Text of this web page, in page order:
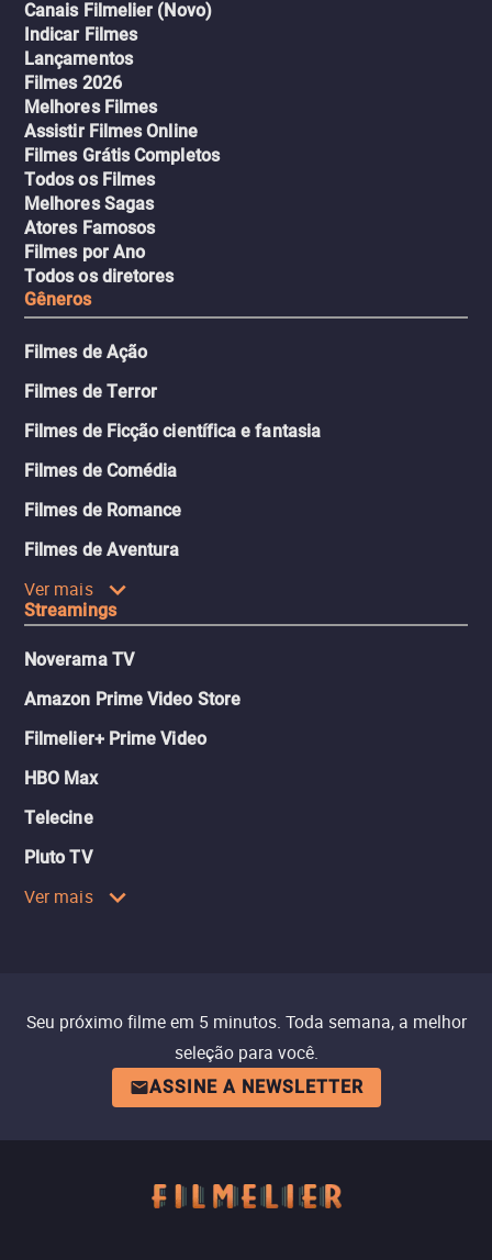
Canais Filmelier (Novo)
Indicar Filmes
Lançamentos
Filmes 2026
Melhores Filmes
Assistir Filmes Online
Filmes Grátis Completos
Todos os Filmes
Melhores Sagas
Atores Famosos
Filmes por Ano
Todos os diretores
Gêneros
Filmes de Ação
Filmes de Terror
Filmes de Ficção científica e fantasia
Filmes de Comédia
Filmes de Romance
Filmes de Aventura
Ver mais
Streamings
Noverama TV
Amazon Prime Video Store
Filmelier+ Prime Video
HBO Max
Telecine
Pluto TV
Ver mais
Seu próximo filme em 5 minutos. Toda semana, a melhor
seleção para você.
ASSINE A NEWSLETTER